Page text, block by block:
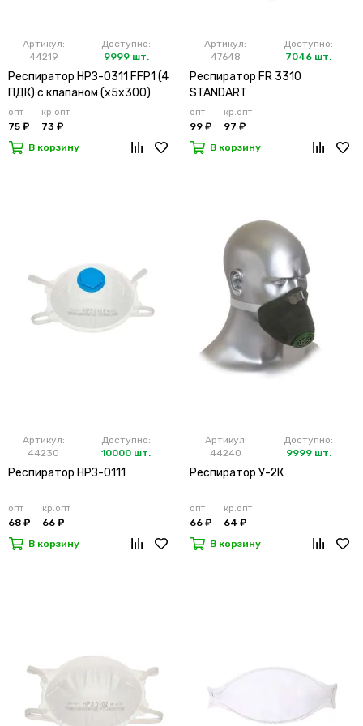
Артикул:
44219
Доступно:
9999 шт.
Респиратор НРЗ-0311 FFP1 (4
ПДК) с клапаном (х5х300)
опт
75 ₽
кр.опт
73 ₽
В корзину
Артикул:
47648
Доступно:
7046 шт.
Респиратор FR 3310
STANDART
опт
99 ₽
кр.опт
97 ₽
В корзину
Артикул:
44230
Доступно:
10000 шт.
Респиратор НРЗ-0111
опт
68 ₽
кр.опт
66 ₽
В корзину
Артикул:
44240
Доступно:
9999 шт.
Респиратор У-2К
опт
66 ₽
кр.опт
64 ₽
В корзину